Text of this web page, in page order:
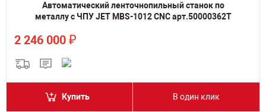
Автоматический ленточнопильный станок по
металлу с ЧПУ JET MBS-1012 CNC арт.50000362T
2 246 000 ₽
Купить В один клик